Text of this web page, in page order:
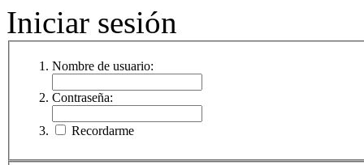
Iniciar sesión
Nombre de usuario:
Contraseña:
Recordarme